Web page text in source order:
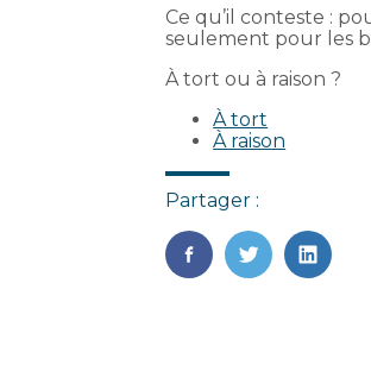
Ce qu’il conteste :
seulement pour les
À tort ou à raison ?
À tort
À raison
Partager :
FaceBook
Twitter